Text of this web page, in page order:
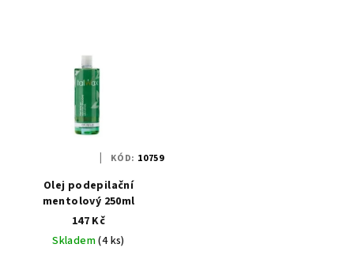
Olej podepilační
mentolový 250ml
147 Kč
Skladem(4 ks)
KÓD: 10759